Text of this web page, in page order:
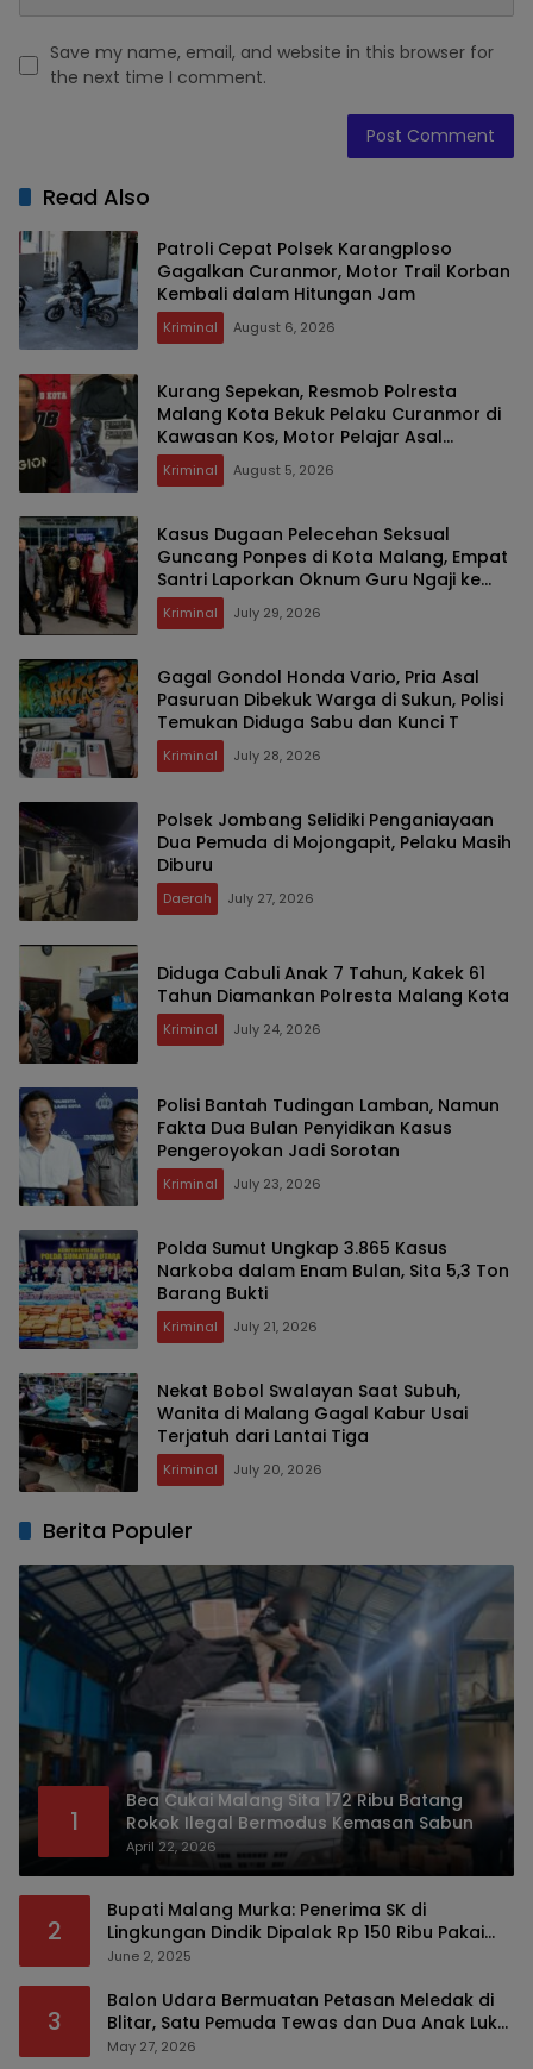
Save my name, email, and website in this browser for
the next time I comment.
Read Also
Patroli Cepat Polsek Karangploso
Gagalkan Curanmor, Motor Trail Korban
Kembali dalam Hitungan Jam
Kriminal August 6, 2026
Kurang Sepekan, Resmob Polresta
Malang Kota Bekuk Pelaku Curanmor di
Kawasan Kos, Motor Pelajar Asal
Sumenep Berhasil Diamankan
Kriminal August 5, 2026
Kasus Dugaan Pelecehan Seksual
Guncang Ponpes di Kota Malang, Empat
Santri Laporkan Oknum Guru Ngaji ke
Polisi
Kriminal July 29, 2026
Gagal Gondol Honda Vario, Pria Asal
Pasuruan Dibekuk Warga di Sukun, Polisi
Temukan Diduga Sabu dan Kunci T
Kriminal July 28, 2026
Polsek Jombang Selidiki Penganiayaan
Dua Pemuda di Mojongapit, Pelaku Masih
Diburu
Daerah July 27, 2026
Diduga Cabuli Anak 7 Tahun, Kakek 61
Tahun Diamankan Polresta Malang Kota
Kriminal July 24, 2026
Polisi Bantah Tudingan Lamban, Namun
Fakta Dua Bulan Penyidikan Kasus
Pengeroyokan Jadi Sorotan
Kriminal July 23, 2026
Polda Sumut Ungkap 3.865 Kasus
Narkoba dalam Enam Bulan, Sita 5,3 Ton
Barang Bukti
Kriminal July 21, 2026
Nekat Bobol Swalayan Saat Subuh,
Wanita di Malang Gagal Kabur Usai
Terjatuh dari Lantai Tiga
Kriminal July 20, 2026
Berita Populer
1
Bea Cukai Malang Sita 172 Ribu Batang
Rokok Ilegal Bermodus Kemasan Sabun
April 22, 2026
2
Bupati Malang Murka: Penerima SK di
Lingkungan Dindik Dipalak Rp 150 Ribu Pakai
Modus Tumpengan, KPK Turut Pantau
June 2, 2025
3
Balon Udara Bermuatan Petasan Meledak di
Blitar, Satu Pemuda Tewas dan Dua Anak Luka
Serius
May 27, 2026